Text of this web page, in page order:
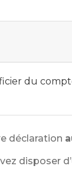
du
déclaration
disposer